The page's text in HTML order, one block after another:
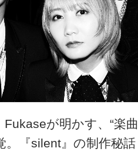
Fukaseが明かす、“楽曲
。『silent』の制作秘話